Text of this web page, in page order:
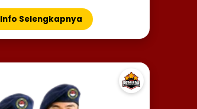
Info Selengkapnya